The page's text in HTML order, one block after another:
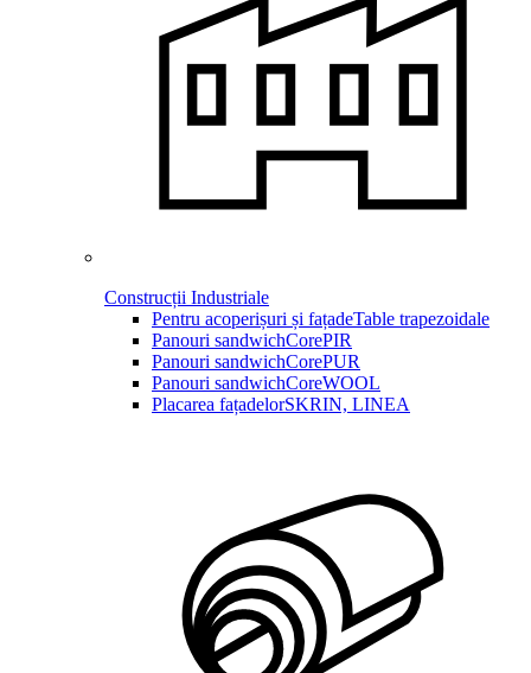
Construcții Industriale
Pentru acoperișuri și fațadeTable trapezoidale
Panouri sandwichCorePIR
Panouri sandwichCorePUR
Panouri sandwichCoreWOOL
Placarea fațadelorSKRIN, LINEA